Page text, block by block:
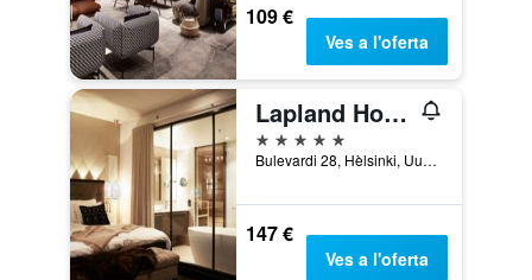
109 €
Ves a l'oferta
Lapland Hotels Bulevardi
5 estrelles
Bulevardi 28, Hèlsinki, Uusimaa, Finlàndia
147 €
Ves a l'oferta